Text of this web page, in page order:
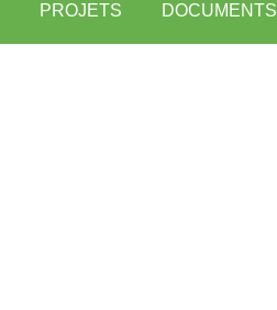
PROJETS DOCUMENTS